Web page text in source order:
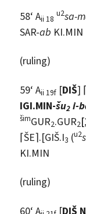
58‘ Aii 18
u2sa-
SAR-ab KI.MIN
(ruling)
59‘ Aii 19f [DIŠ] ⌈
IGI.MIN-šu2 i-
šimGUR2.GUR2
⌈ŠE⌉.[GIŠ.I3 (u2
KI.MIN
(ruling)
60‘ A [DIŠ